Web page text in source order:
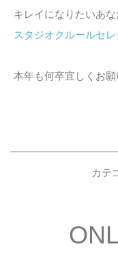
キレイになりたいあな
スタジオクルールセ
本年も何卒宜しくお願
カテ